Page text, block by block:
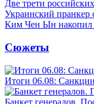
Две трети
Украинский пранкер
Ким Чен Ын накопил
Сюжеты
Итоги 06.08:
Банкет генералов.